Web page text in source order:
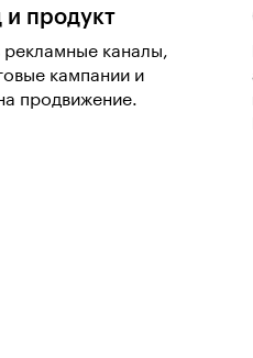
и продукт
каналы,
кампании и
продвижение.